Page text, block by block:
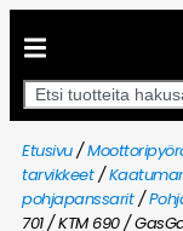
Etusivu/
tarvikkeet/
pohjapanssarit/
701 / KTM 690 /